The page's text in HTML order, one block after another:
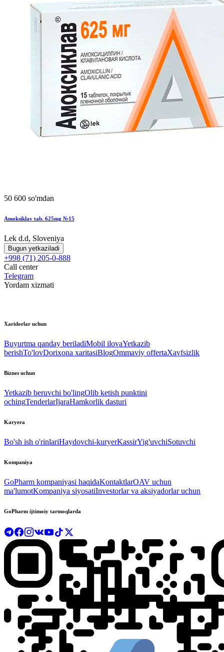
50 600 so'mdan
Amoksiklav tab. 625mg №15
Lek d.d, Sloveniya
Bugun yetkaziladi
+998 (71) 205-0-888
Call center
Telegram
Yordam xizmati
Xaridorlar uchun
Buyurtma qanday beriladiMobil ilovaYetkazib
berishTo'lovDorixona xaritasiBlogOmmaviy offertaXavfsizlik
Biznes uchun
Yetkazib beruvchi bo'lingOlib ketish punktini
ochingTenderlarIjaraHamkorlik dasturi
Karyera
Bo'sh ish o'rinlariHaydovchi-kuryerKassirYig'uvchiSotuvchi
Kompaniya
GoPharm kompaniyasi haqidaKontaktlarOAV uchun
ma'lumotKompaniya siyosatiInvestorlar va aksiyadorlar uchun
GoPharm ijtimoiy tarmoqlarda